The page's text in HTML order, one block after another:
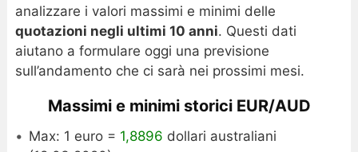
analizzare i valori massimi e minimi delle
quotazioni negli ultimi 10 anni. Questi dati
aiutano a formulare oggi una previsione
sull’andamento che ci sarà nei prossimi mesi.
Massimi e minimi storici EUR/AUD
Max: 1 euro = 1,8896 dollari australiani